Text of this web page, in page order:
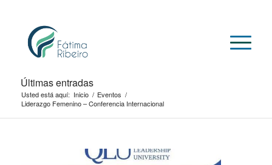
Últimas entradas
Usted está aquí: Inicio / Eventos /
Liderazgo Femenino – Conferencia Internacional